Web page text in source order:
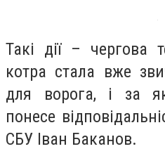
Такі дії – чергова
котра стала вже
для ворога, і за
понесе
СБУ Іван Баканов.